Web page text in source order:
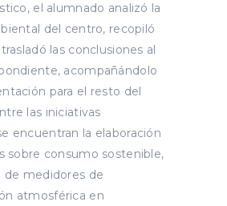
el alumnado analizó la
del centro, recopiló
las conclusiones al
acompañándolo
para el resto del
las iniciativas
encuentran la elaboración
sobre consumo sostenible,
de medidores de
atmosférica en